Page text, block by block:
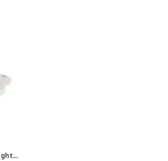
Daisy Latex 2-Pk Blush night/Cream night str 2